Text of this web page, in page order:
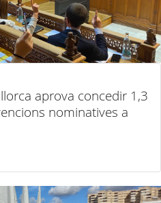
aprova concedir 1,3
nominatives a